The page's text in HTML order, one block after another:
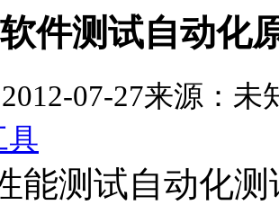
件测试自动化
07-27来源：未
具
能测试自动化